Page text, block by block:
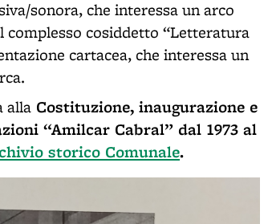
sonora, che interessa un arco
complesso cosiddetto “Letteratura
cartacea, che interessa un
alla Costituzione, inaugurazione e
“Amilcar Cabral” dal 1973 al
storico Comunale.